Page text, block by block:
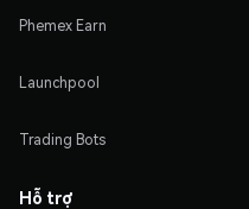
Phemex Earn
Launchpool
Trading Bots
Hỗ trợ